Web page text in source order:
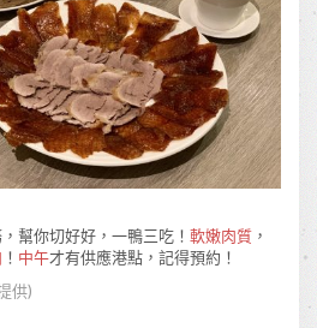
幫你切好好，一鴨三吃！ 軟嫩肉質 ，
！ 中午才有供應港點，記得預約！
供)